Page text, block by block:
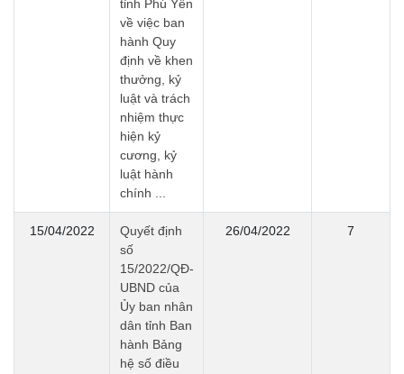
tỉnh Phú Yên
về việc ban
hành Quy
định về khen
thưởng, kỷ
luật và trách
nhiệm thực
hiện kỷ
cương, kỷ
luật hành
chính ...
15/04/2022
Quyết định
số
15/2022/QĐ-
UBND của
Ủy ban nhân
dân tỉnh Ban
hành Bảng
hệ số điều
26/04/2022 7